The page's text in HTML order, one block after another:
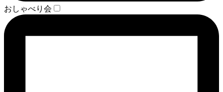
おしゃべり会